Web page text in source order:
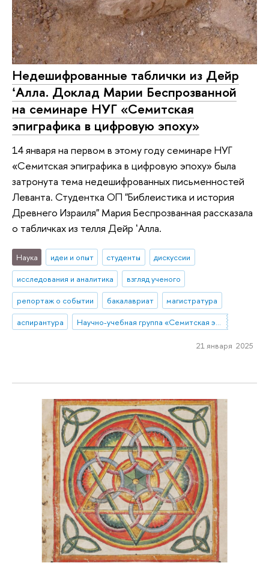
Недешифрованные таблички из Дейр
ʻАлла. Доклад Марии Беспрозванной
на семинаре НУГ «Семитская
эпиграфика в цифровую эпоху»
14 января на первом в этому году семинаре НУГ
«Семитская эпиграфика в цифровую эпоху» была
затронута тема недешифрованных письменностей
Леванта. Студентка ОП "Библеистика и история
Древнего Израиля" Мария Беспрозванная рассказала
о табличках из телля Дейр ʻАлла.
Наука идеи и опыт студенты
дискуссии
исследования и аналитика
взгляд ученого
репортаж о событии
бакалавриат
магистратура
аспирантура
21 января 2025